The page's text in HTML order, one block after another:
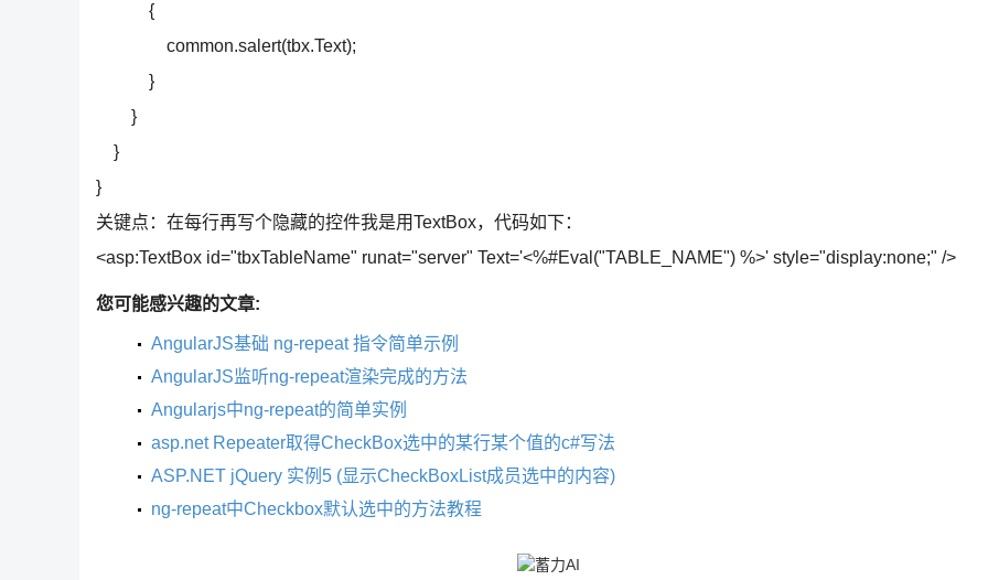
{
common.salert(tbx.Text);
}
}
}
}
关键点：在每行再写个隐藏的控件我是用TextBox，代码如下：
<asp:TextBox id="tbxTableName" runat="server" Text='<%#Eval("TABLE_NAME") %>' style="display:none;" />
您可能感兴趣的文章:
AngularJS基础 ng-repeat 指令简单示例
AngularJS监听ng-repeat渲染完成的方法
Angularjs中ng-repeat的简单实例
asp.net Repeater取得CheckBox选中的某行某个值的c#写法
ASP.NET jQuery 实例5 (显示CheckBoxList成员选中的内容)
ng-repeat中Checkbox默认选中的方法教程